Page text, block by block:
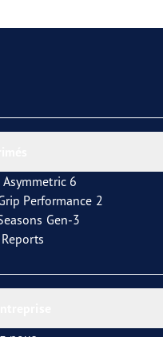
Asymmetric 6
Performance 2
Gen-3